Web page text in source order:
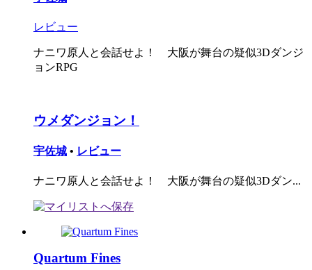
レビュー
ナニワ原人と会話せよ！ 大阪が舞台の疑似3Dダンジ
ョンRPG
ウメダンジョン！
宇佐城 • レビュー
ナニワ原人と会話せよ！ 大阪が舞台の疑似3Dダン...
Quartum Fines